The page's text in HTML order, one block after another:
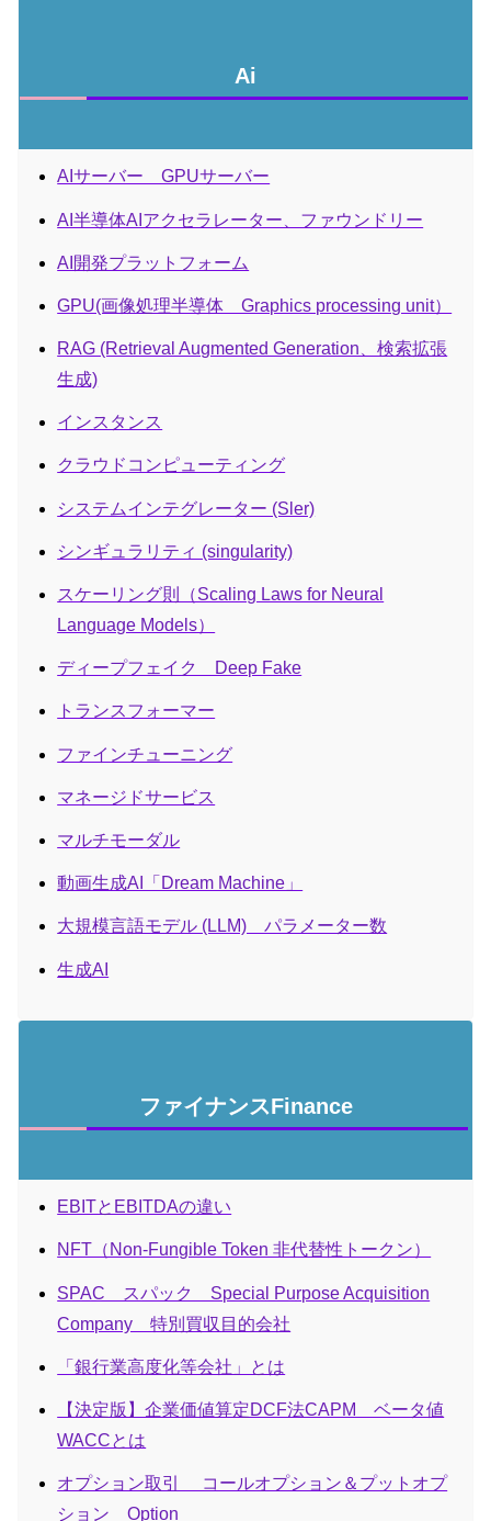
Ai
AIサーバー GPUサーバー
AI半導体AIアクセラレーター、ファウンドリー
AI開発プラットフォーム
GPU(画像処理半導体 Graphics processing unit）
RAG (Retrieval Augmented Generation、検索拡張
生成)
インスタンス
クラウドコンピューティング
システムインテグレーター (Sler)
シンギュラリティ (singularity)
スケーリング則（Scaling Laws for Neural
Language Models）
ディープフェイク Deep Fake
トランスフォーマー
ファインチューニング
マネージドサービス
マルチモーダル
動画生成AI「Dream Machine」
大規模言語モデル (LLM) パラメーター数
生成AI
ファイナンスFinance
EBITとEBITDAの違い
NFT（Non-Fungible Token 非代替性トークン）
SPAC スパック Special Purpose Acquisition
Company 特別買収目的会社
「銀行業高度化等会社」とは
【決定版】企業価値算定DCF法CAPM ベータ値
WACCとは
オプション取引 コールオプション＆プットオプ
ション Option